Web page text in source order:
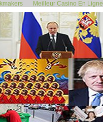
Meilleur Casino En Ligne